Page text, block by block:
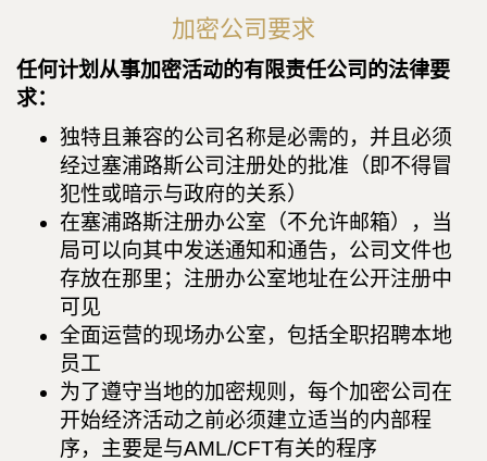
加密公司要求
任何计划从事加密活动的有限责任公司的法律要
求：
独特且兼容的公司名称是必需的，并且必须
经过塞浦路斯公司注册处的批准（即不得冒
犯性或暗示与政府的关系）
在塞浦路斯注册办公室（不允许邮箱），当
局可以向其中发送通知和通告，公司文件也
存放在那里；注册办公室地址在公开注册中
可见
全面运营的现场办公室，包括全职招聘本地
员工
为了遵守当地的加密规则，每个加密公司在
开始经济活动之前必须建立适当的内部程
序，主要是与AML/CFT有关的程序